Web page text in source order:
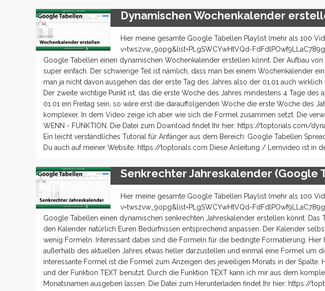
Dynamischen Wochenkalender
Hier meine gesamte Google Tabellen Playlist (mehr als 100
v=twszvw_9opg&list=PLgSWCYwHtVQd-
Google Tabellen einen dynamischen Wochenkalender erstellen könnt. Der Aufbau
super einfach. Der schwierige Teil ist nämlich, dass man bei einem Wochenkalender
man ja nicht davon ausgehen das der erste Tag des Jahres also der 01.01 auch
Der zweite wichtige Punkt ist, das die erste Woche des Jahres mindestens 4 Tage des
01.01 ein Freitag sein, so wäre erst die darauffolgenden Woche die erste Woche des
komplexer. In dem Video zeige ich aber wie sich die Formel zusammen setzt. Die
WENN - FUNKTION. Die Datei zum Download findet Ihr hier: https://toptorials.com/
Ein leicht verständliches Tutorial für Anfänger aus dem Bereich: Google Tabellen
Du auch auf meiner Website: https://toptorials.com Diese Anleitung / Lernvideo ist in
Senkrechter Jahreskalender (Google
Hier meine gesamte Google Tabellen Playlist (mehr als 100
v=twszvw_9opg&list=PLgSWCYwHtVQd-
Google Tabellen einen dynamischen senkrechten Jahreskalender erstellen könnt. Das
den Kalender natürlich Euren Bedürfnissen entsprechend anpassen. Der Kalender
wenig Formeln. Interessant dabei sind die Formeln für die bedingte Formatierung.
außerhalb des aktuellen Jahres etwas heller darzustellen und einmal eine Formel um
interessante Formel ist die Formel zum Anzeigen des jeweiligen Monats in der Spalte.
und der Funktion TEXT benutzt. Durch die Funktion TEXT kann ich mir aus dem
Monatsnamen ausgeben lassen. Die Datei zum Herunterladen findet Ihr hier: https://